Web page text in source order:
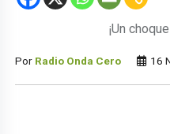
¡Un
Por Radio Onda Cero 16